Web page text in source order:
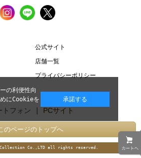
公式サイト
店舗一覧
プライバシーポリシー
トフォン | PCサイト
のページのトップへ
Co.,LTD all rights reserved.
の利便性向
めにCookieを
承諾する